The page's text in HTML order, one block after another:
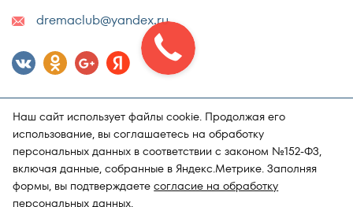
dremaclub@yandex.ru
Магазин матрасов "DRёMA" Поддержка и продвижение сайта
Карта сайта Политика конфиденциальности
Наш сайт использует файлы cookie. Продолжая его
использование, вы соглашаетесь на обработку
персональных данных в соответствии с законом №152-ФЗ,
включая данные, собранные в Яндекс.Метрике. Заполняя
формы, вы подтверждаетесогласие на обработку
персональных данных.